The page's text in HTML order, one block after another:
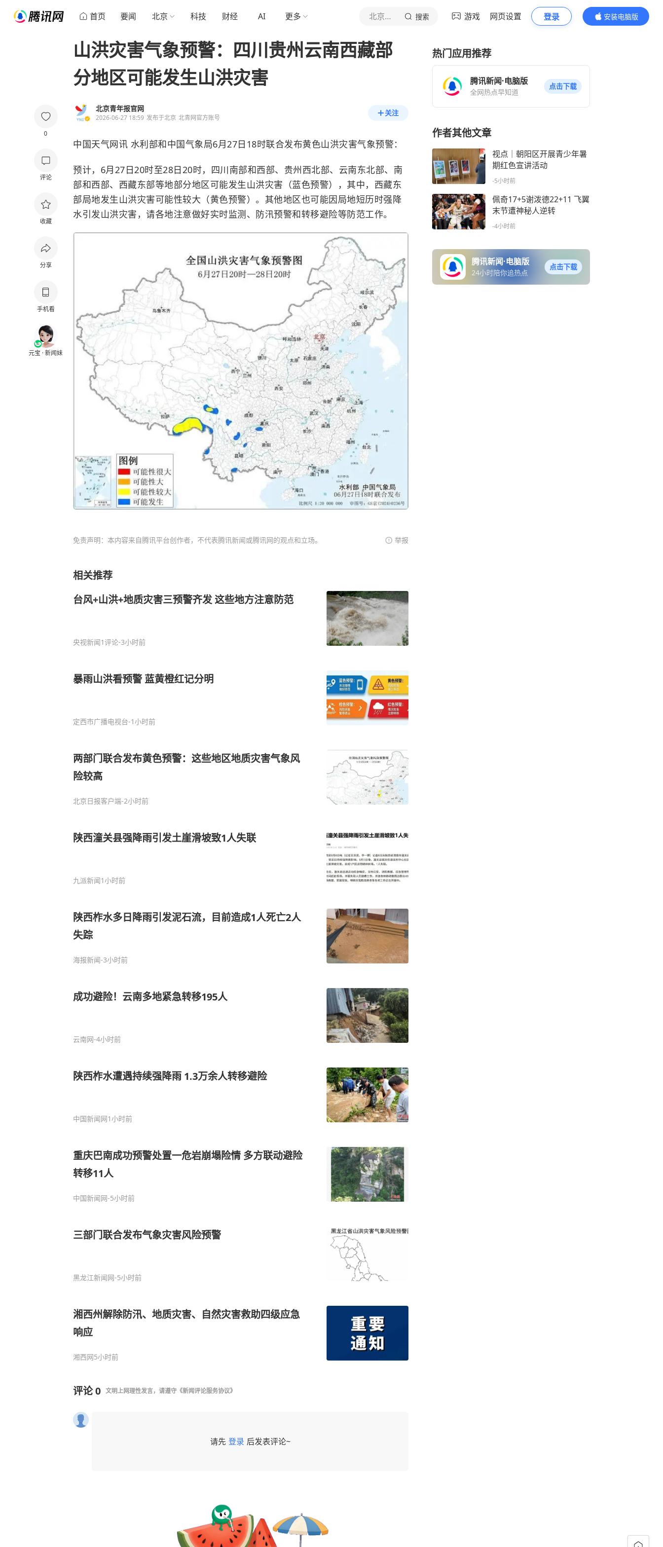
首页 要闻 北京 科技 财经 AI 更多 北京青年报官网 搜索 游戏 网页设置 登录
安装电脑版
内容更精彩
0
评论
收藏
分享
手机看
元宝 · 新闻妹
山洪灾害气象预警：四川贵州云南西藏部
分地区可能发生山洪灾害
北京青年报官网
2026-06-27 18:59 发布于北京 北青网官方账号
关注
中国天气网讯 水利部和中国气象局6月27日18时联合发布黄色山洪灾害气象预警：
预计，6月27日20时至28日20时，四川南部和西部、贵州西北部、云南东北部、南
部和西部、西藏东部等地部分地区可能发生山洪灾害（蓝色预警），其中，西藏东
部局地发生山洪灾害可能性较大（黄色预警）。其他地区也可能因局地短历时强降
水引发山洪灾害，请各地注意做好实时监测、防汛预警和转移避险等防范工作。
免责声明：本内容来自腾讯平台创作者，不代表腾讯新闻或腾讯网的观点和立场。 举报
相关推荐
台风+山洪+地质灾害三预警齐发 这些地方注意防范
央视新闻1评论-3小时前
暴雨山洪看预警 蓝黄橙红记分明
定西市广播电视台-1小时前
两部门联合发布黄色预警：这些地区地质灾害气象风
险较高
北京日报客户端-2小时前
陕西潼关县强降雨引发土崖滑坡致1人失联
九派新闻1小时前
陕西柞水多日降雨引发泥石流，目前造成1人死亡2人
失踪
海报新闻-3小时前
成功避险！云南多地紧急转移195人
云南网-4小时前
陕西柞水遭遇持续强降雨 1.3万余人转移避险
中国新闻网1小时前
重庆巴南成功预警处置一危岩崩塌险情 多方联动避险
转移11人
中国新闻网-5小时前
三部门联合发布气象灾害风险预警
黑龙江新闻网-5小时前
湘西州解除防汛、地质灾害、自然灾害救助四级应急
响应
湘西网5小时前
评论0 文明上网理性发言，请遵守 《新闻评论服务协议》
请先 登录 后发表评论~
热门应用推荐
腾讯新闻·电脑版
全网热点早知道
点击下载
作者其他文章
视点｜朝阳区开展青少年暑
期红色宣讲活动
-5小时前
佩奇17+5谢泼德22+11 飞翼
末节遭神秘人逆转
-4小时前
腾讯新闻·电脑版
24小时陪你追热点
点击下载